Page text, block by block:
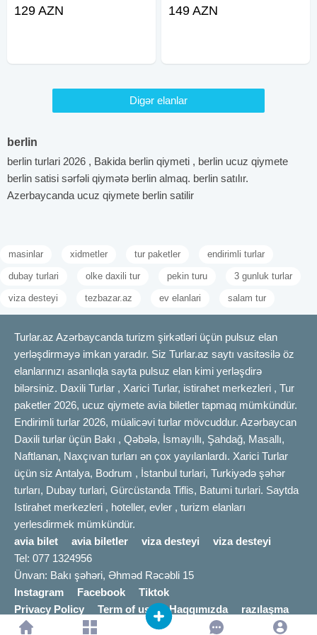
gün / 1 gecə •Hotelə giriş: 14:00 -
129 AZN
Riverside hotel (*4): 149 azn
149 AZN
Digər elanlar
berlin
berlin turlari 2026 , Bakida berlin qiymeti , berlin ucuz qiymete
berlin satisi sərfəli qiymətə berlin almaq. berlin satılır.
Azerbaycanda ucuz qiymete berlin satilir
masinlar xidmetler tur paketler endirimli turlar
dubay turlari olke daxili tur pekin turu 3 gunluk turlar
viza desteyi tezbazar.az ev elanlari salam tur
Turlar.az Azərbaycanda turizm şirkətləri üçün pulsuz elan
yerləşdirməyə imkan yaradır. Siz Turlar.az saytı vasitəsilə öz
elanlarınızı asanlıqla sayta pulsuz elan kimi yerləşdirə
bilərsiniz. Daxili Turlar , Xarici Turlar, istirahet merkezleri , Tur
paketler 2026, ucuz qiymete avia biletler tapmaq mümkündür.
Endirimli turlar 2026, müalicəvi turlar mövcuddur. Azərbaycan
Daxili turlar üçün Bakı , Qəbələ, İsmayıllı, Şahdağ, Masallı,
Naftlanan, Naxçıvan turları ən çox yayılanlardı. Xarici Turlar
üçün siz Antalya, Bodrum , İstanbul turlari, Turkiyədə şəhər
turları, Dubay turlari, Gürcüstanda Tiflis, Batumi turlari. Saytda
Istirahet merkezleri , hoteller, evler , turizm elanları
yerlesdirmek mümkündür.
avia bilet
avia biletler viza desteyi
viza desteyi
Tel: 077 1324956
Ünvan: Bakı şəhəri, Əhməd Rəcəbli 15
Instagram
Facebook
Tiktok
Privacy Policy
Term of use Haqqımızda
razılaşma
© 2016
TURLAR.AZ info [@] turlar.az | Bizimlə əlaqə a: 0